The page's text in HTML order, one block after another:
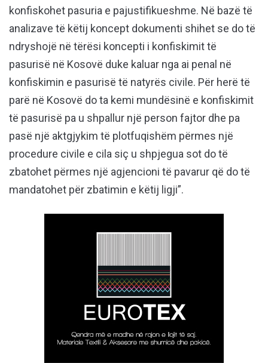
konfiskohet pasuria e pajustifikueshme. Në bazë të
analizave të këtij koncept dokumenti shihet se do të
ndryshojë në tërësi koncepti i konfiskimit të
pasurisë në Kosovë duke kaluar nga ai penal në
konfiskimin e pasurisë të natyrës civile. Për herë të
parë në Kosovë do ta kemi mundësinë e konfiskimit
të pasurisë pa u shpallur një person fajtor dhe pa
pasë një aktgjykim të plotfuqishëm përmes një
procedure civile e cila siç u shpjegua sot do të
zbatohet përmes një agjencioni të pavarur që do të
mandatohet për zbatimin e këtij ligji”.